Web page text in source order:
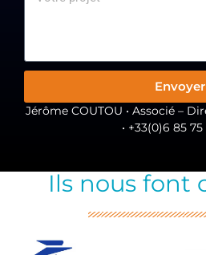
Envoyer
Jérôme COUTOU • Associé –
• +33(0)6 85
Ils nous font